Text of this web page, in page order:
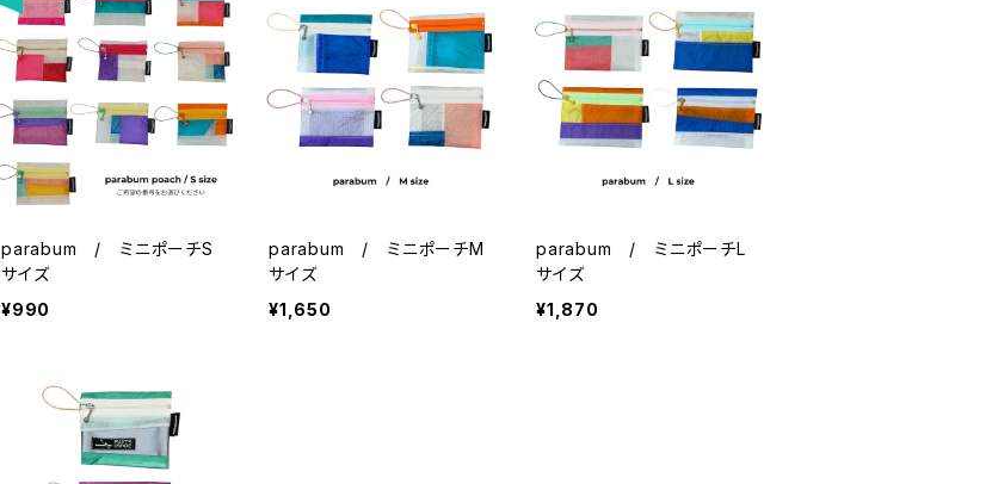
parabum / ミニポーチS
サイズ
¥990
parabum / ミニポーチM
サイズ
¥1,650
parabum / ミニポーチL
サイズ
¥1,870